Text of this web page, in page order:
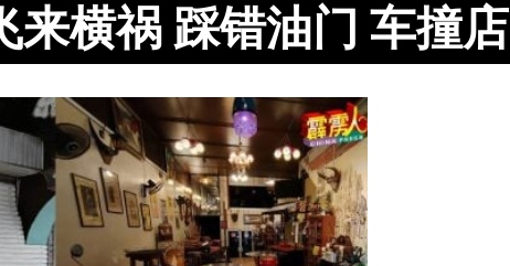
来横祸 踩错油门 车撞店